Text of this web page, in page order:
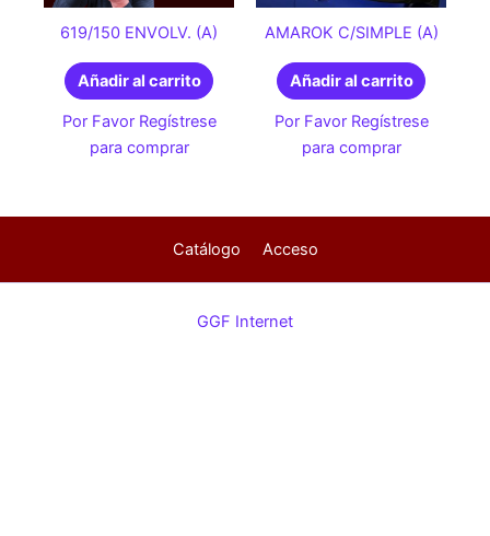
619/150 ENVOLV. (A)
Añadir al carrito
Por Favor Regístrese
para comprar
AMAROK C/SIMPLE (A)
Añadir al carrito
Por Favor Regístrese
para comprar
Catálogo Acceso
GGF Internet